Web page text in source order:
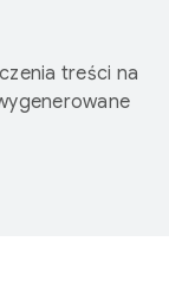
treści na